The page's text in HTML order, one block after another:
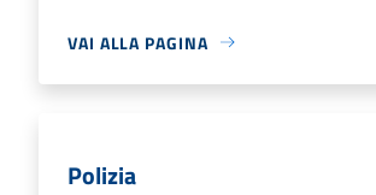
VAI ALLA PAGINA
Polizia